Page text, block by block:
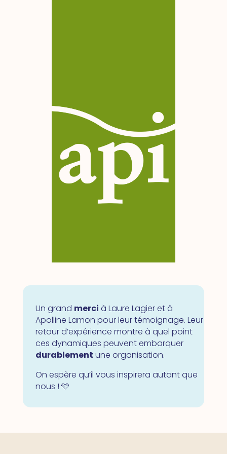
Un grand merci à Laure Lagier et à
Apolline Lamon pour leur témoignage. Leur
retour d’expérience montre à quel point
ces dynamiques peuvent embarquer
durablement une organisation.
On espère qu’il vous inspirera autant que
nous ! 🩵